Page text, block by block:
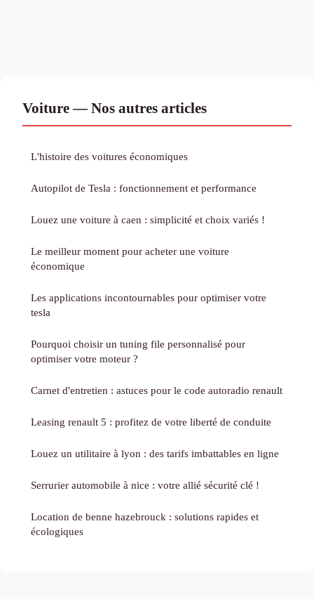
Voiture — Nos autres articles
L'histoire des voitures économiques
Autopilot de Tesla : fonctionnement et performance
Louez une voiture à caen : simplicité et choix variés !
Le meilleur moment pour acheter une voiture
économique
Les applications incontournables pour optimiser votre
tesla
Pourquoi choisir un tuning file personnalisé pour
optimiser votre moteur ?
Carnet d'entretien : astuces pour le code autoradio renault
Leasing renault 5 : profitez de votre liberté de conduite
Louez un utilitaire à lyon : des tarifs imbattables en ligne
Serrurier automobile à nice : votre allié sécurité clé !
Location de benne hazebrouck : solutions rapides et
écologiques